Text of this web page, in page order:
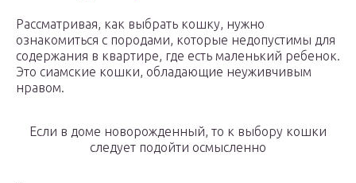
Рассматривая, как выбрать кошку, нужно
ознакомиться с породами, которые недопустимы для
содержания в квартире, где есть маленький ребенок.
Это сиамские кошки, обладающие неуживчивым
нравом.
Если в доме новорожденный, то к выбору кошки
следует подойти осмысленно